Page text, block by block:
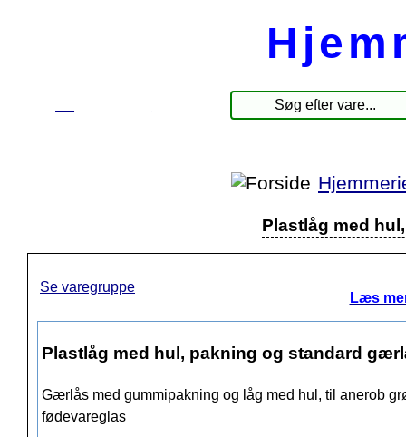
Plastlåg med
Se varegruppe
Læs
Plastlåg med hul, pakning og standard
Gærlås med gummipakning og låg med hul, til anerob
fødevareglas